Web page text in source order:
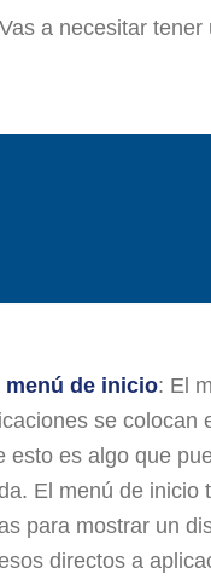
a necesitar
menú de inicio: El
se colocan
esto es algo que
El menú de inicio
para mostrar un
directos a